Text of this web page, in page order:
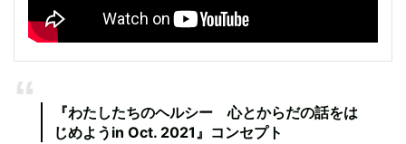
『わたしたちのヘルシー 心とからだの話をは
じめようin Oct. 2021』コンセプト